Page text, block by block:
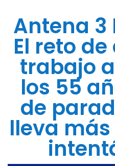
Antena 3
El reto
trabajo
los 55
de
lleva